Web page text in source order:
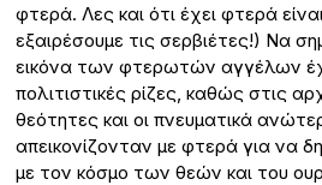
φτερά. Λες και ότι έχει φτερά
εξαιρέσουμε τις σερβιέτες!) Να
εικόνα των φτερωτών αγγέλων
πολιτιστικές ρίζες, καθώς στις
θεότητες και οι πνευματικά
απεικονίζονταν με φτερά για να
με τον κόσμο των θεών και του